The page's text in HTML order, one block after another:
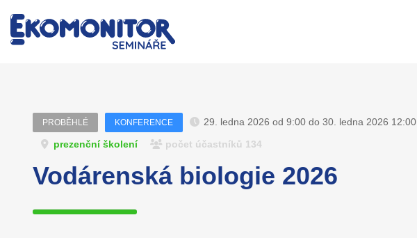
PROBĚHLÉ KONFERENCE 29. ledna 2026 od 9:00 do 30. ledna 2026 12:00
prezenční školení
počet účastníků 134
Vodárenská biologie 2026